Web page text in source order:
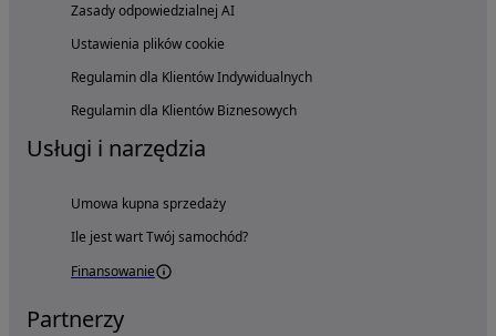
Zasady odpowiedzialnej AI
Ustawienia plików cookie
Regulamin dla Klientów Indywidualnych
Regulamin dla Klientów Biznesowych
Usługi i narzędzia
Umowa kupna sprzedaży
Ile jest wart Twój samochód?
Finansowanie
Partnerzy